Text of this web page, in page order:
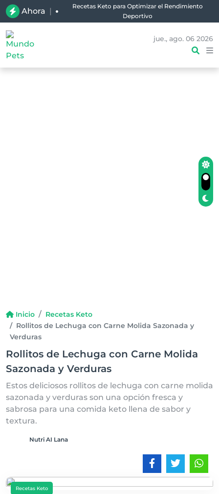
Ahora |
Recetas Keto para Optimizar el Rendimiento
Deportivo
jue., ago. 06 2026
Inicio
Recetas Keto
Rollitos de Lechuga con Carne Molida Sazonada y
Verduras
Rollitos de Lechuga con Carne Molida
Sazonada y Verduras
Estos deliciosos rollitos de lechuga con carne molida
sazonada y verduras son una opción fresca y
sabrosa para una comida keto llena de sabor y
textura.
Nutri AI Lana
Recetas Keto